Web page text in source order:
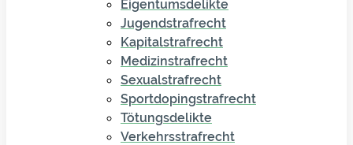
Eigentumsdelikte
Jugendstrafrecht
Kapitalstrafrecht
Medizinstrafrecht
Sexualstrafrecht
Sportdopingstrafrecht
Tötungsdelikte
Verkehrsstrafrecht